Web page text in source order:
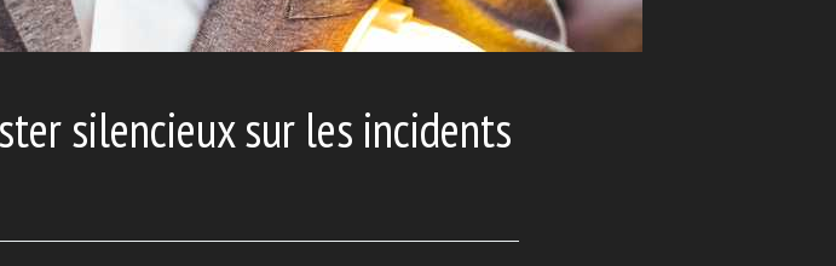
silencieux sur les incidents